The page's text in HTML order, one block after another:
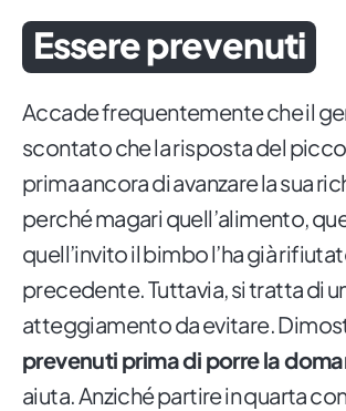
Essere prevenuti
Accade frequentemente che il
scontato che la risposta del
prima ancora di avanzare la sua
perché magari quell’alimento,
quell’invito il bimbo l’ha già
precedente. Tuttavia, si tratta di
atteggiamento da evitare.
prevenuti prima di porre la
aiuta. Anziché partire in quarta